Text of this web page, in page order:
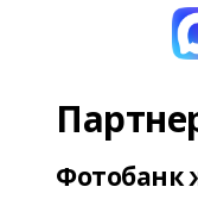
Фотобанк